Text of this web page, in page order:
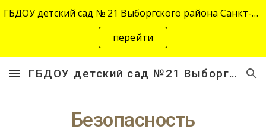
Skip to main content Skip to navigation
ГБДОУ детский сад № 21 Выборгского района Санкт-Петербурга переехал на новый адрес "site-2645.siteedu.ru".
перейти
ГБДОУ детский сад №21 Выборгского района Санкт-Петербурга
Безопасность